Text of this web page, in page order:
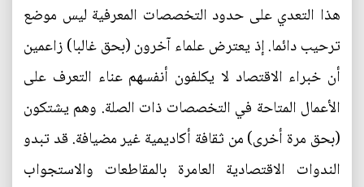
هذا التعدي على حدود التخصصات المعرفية ليس موضع
ترحيب دائما. إذ يعترض علماء آخرون (بحق غالبا) زاعمين
أن خبراء الاقتصاد لا يكلفون أنفسهم عناء التعرف على
الأعمال المتاحة في التخصصات ذات الصلة. وهم يشتكون
(بحق مرة أخرى) من ثقافة أكاديمية غير مضيافة. قد تبدو
الندوات الاقتصادية العامرة بالمقاطعات والاستجواب